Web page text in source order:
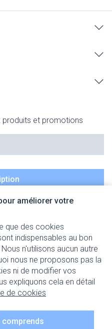
améliorer votre
que des cookies
indispensables au bon
n'utilisons aucun autre
nous ne proposons pas la
ni de modifier vos
expliquons cela en détail
de cookies
produits et promotions
abonnez à notre newsletter